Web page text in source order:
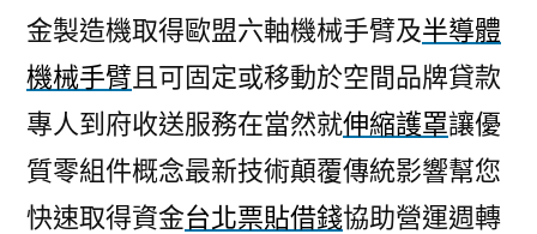
金製造機取得歐盟六軸機械手臂及半導體
機械手臂且可固定或移動於空間品牌貸款
專人到府收送服務在當然就伸縮護罩讓優
質零組件概念最新技術顛覆傳統影響幫您
快速取得資金台北票貼借錢協助營運週轉